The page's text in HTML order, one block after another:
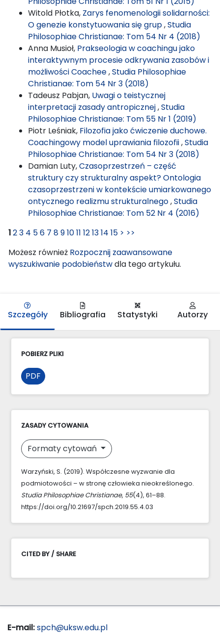
Witold Płotka, Zarys fenomenologii solidarności:
O genezie konstytuowania się grup,Studia
Philosophiae Christianae: Tom 54 Nr 4 (2018)
Anna Musioł, Prakseologia w coachingu jako
interaktywnym procesie odkrywania zasobów i
możliwości Coachee,Studia Philosophiae
Christianae: Tom 54 Nr 3 (2018)
Tadeusz Pabjan, Uwagi o teistycznej
interpretacji zasady antropicznej,Studia
Philosophiae Christianae: Tom 55 Nr 1 (2019)
Piotr Leśniak, Filozofia jako ćwiczenie duchowe.
Coachingowy model uprawiania filozofii,Studia
Philosophiae Christianae: Tom 54 Nr 3 (2018)
Damian Luty,Czasoprzestrzeń – część
struktury czy strukturalny aspekt? Ontologia
czasoprzestrzeni w kontekście umiarkowanego
ontycznego realizmu strukturalnego,Studia
Philosophiae Christianae: Tom 52 Nr 4 (2016)
123 4 56 7 891011 121314 15 > >>
Możesz również Rozpocznij zaawansowane
wyszukiwanie podobieństwdla tego artykułu.
Szczegóły Bibliografia Statystyki Autorzy
POBIERZ PLIKI
PDF
ZASADY CYTOWANIA
Formaty cytowań
Warzyński, S. (2019). Współczesne wyzwanie dla
podmiotowości – w stronę człowieka nieokreślonego.
Studia Philosophiae Christianae, 55(4), 61–88.
https://doi.org/10.21697/spch.2019.55.4.03
CITED BY / SHARE
E-mail:spch@uksw.edu.pl